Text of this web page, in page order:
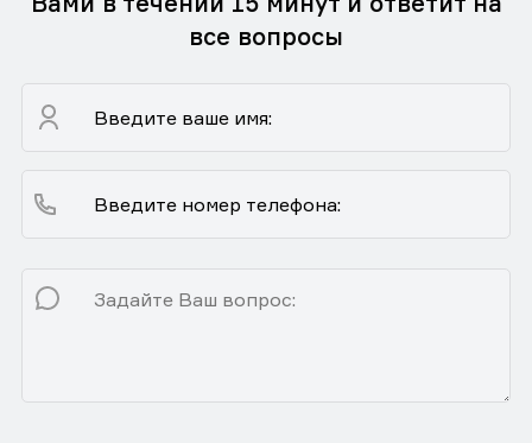
все вопросы